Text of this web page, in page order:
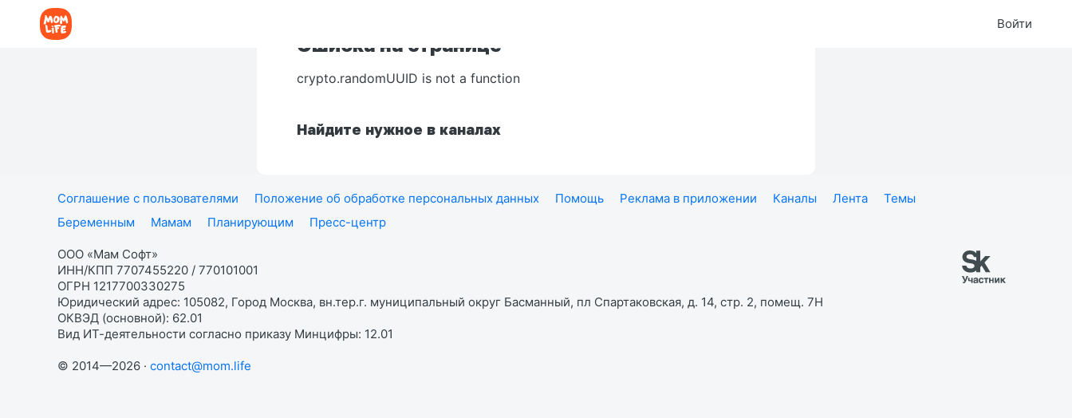
Войти
Ошибка на странице
crypto.randomUUID is not a function
Найдите нужное в каналах
Соглашение с пользователями Положение об обработке персональных данных Помощь Реклама в приложении Каналы Лента
Темы
Беременным
Мамам Планирующим Пресс-центр
ООО «Мам Софт»
ИНН/КПП 7707455220 / 770101001
ОГРН 1217700330275
Юридический адрес: 105082, Город Москва, вн.тер.г. муниципальный округ Басманный, пл Спартаковская, д. 14, стр. 2, помещ. 7Н
ОКВЭД (основной): 62.01
Вид ИТ-деятельности согласно приказу Минцифры: 12.01
© 2014—2026 · contact@mom.life